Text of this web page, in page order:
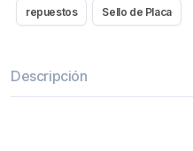
repuestos Sello de Placa
Descripción